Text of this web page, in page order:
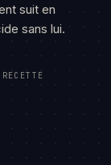
suit en
sans lui.